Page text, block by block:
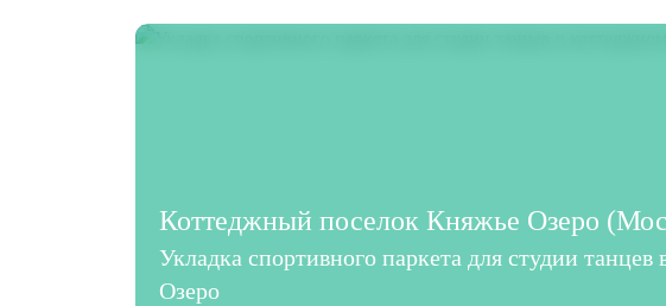
Коттеджный поселок Княжье Озеро
Укладка спортивного паркета для студии
Озеро